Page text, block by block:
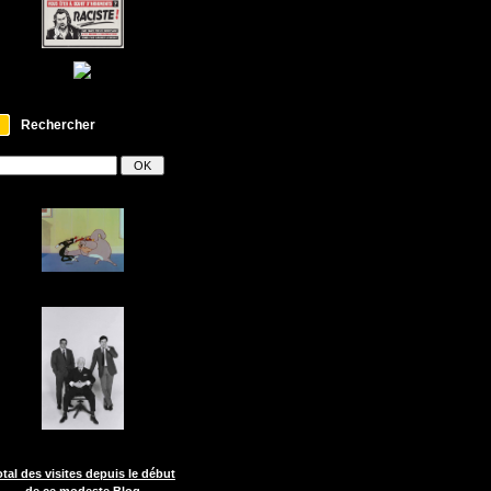
Rechercher
des visites depuis le début